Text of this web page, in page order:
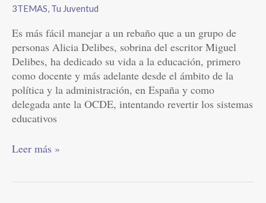
3TEMAS Tu Juventud
Es más fácil manejar a un rebaño que a un grupo de
personas Alicia Delibes, sobrina del escritor Miguel
Delibes, ha dedicado su vida a la educación, primero
como docente y más adelante desde el ámbito de la
política y la administración, en España y como
delegada ante la OCDE, intentando revertir los sistemas
educativos
Leer más »